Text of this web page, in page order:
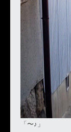
「〜♪」